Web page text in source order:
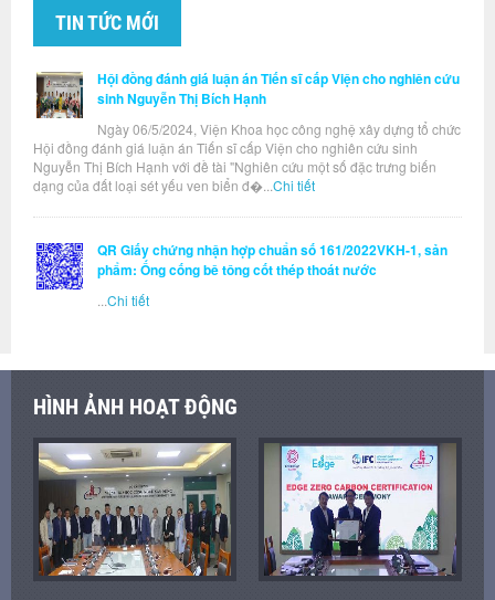
TIN TỨC MỚI
Hội đồng đánh giá luận án Tiến sĩ cấp Viện cho nghiên cứu
sinh Nguyễn Thị Bích Hạnh
Ngày 06/5/2024, Viện Khoa học công nghệ xây dựng tổ chức
Hội đồng đánh giá luận án Tiến sĩ cấp Viện cho nghiên cứu sinh
Nguyễn Thị Bích Hạnh với đề tài "Nghiên cứu một số đặc trưng biến
dạng của đất loại sét yếu ven biển đ�...Chi tiết
QR Giấy chứng nhận hợp chuẩn số 161/2022VKH-1, sản
phẩm: Ống cống bê tông cốt thép thoát nước
...Chi tiết
HÌNH ẢNH HOẠT ĐỘNG